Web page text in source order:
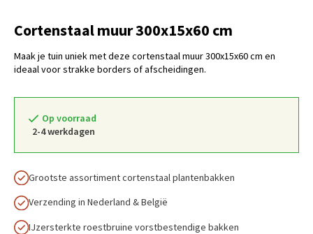
Cortenstaal muur 300x15x60 cm
Maak je tuin uniek met deze cortenstaal muur 300x15x60 cm en
ideaal voor strakke borders of afscheidingen.
Op voorraad
2-4 werkdagen
Grootste assortiment cortenstaal plantenbakken
Verzending in Nederland & België
IJzersterkte roestbruine vorstbestendige bakken